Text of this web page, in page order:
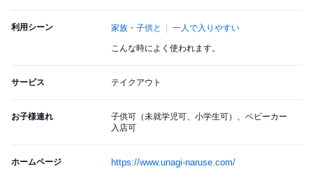
利用シーン 家族・子供と 一人で入りやすい
こんな時によく使われます。
サービス テイクアウト
お子様連れ
子供可（未就学児可、小学生可）、ベビーカー
入店可
ホームページ https://www.unagi-naruse.com/